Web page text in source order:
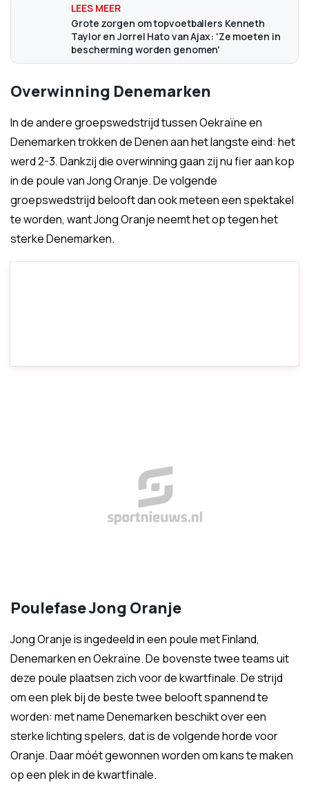
Grote zorgen om topvoetballers Kenneth
Taylor en Jorrel Hato van Ajax: 'Ze moeten in
bescherming worden genomen'
Overwinning Denemarken
In de andere groepswedstrijd tussen Oekraïne en
Denemarken trokken de Denen aan het langste eind: het
werd 2-3. Dankzij die overwinning gaan zij nu fier aan kop
in de poule van Jong Oranje. De volgende
groepswedstrijd belooft dan ook meteen een spektakel
te worden, want Jong Oranje neemt het op tegen het
sterke Denemarken.
Poulefase Jong Oranje
Jong Oranje is ingedeeld in een poule met Finland,
Denemarken en Oekraïne. De bovenste twee teams uit
deze poule plaatsen zich voor de kwartfinale. De strijd
om een plek bij de beste twee belooft spannend te
worden: met name Denemarken beschikt over een
sterke lichting spelers, dat is de volgende horde voor
Oranje. Daar móét gewonnen worden om kans te maken
op een plek in de kwartfinale.